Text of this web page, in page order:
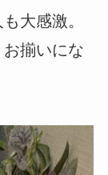
大感激。
揃いにな